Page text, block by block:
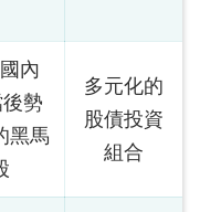
內
勢
黑馬
多元化的
股債投資
組合